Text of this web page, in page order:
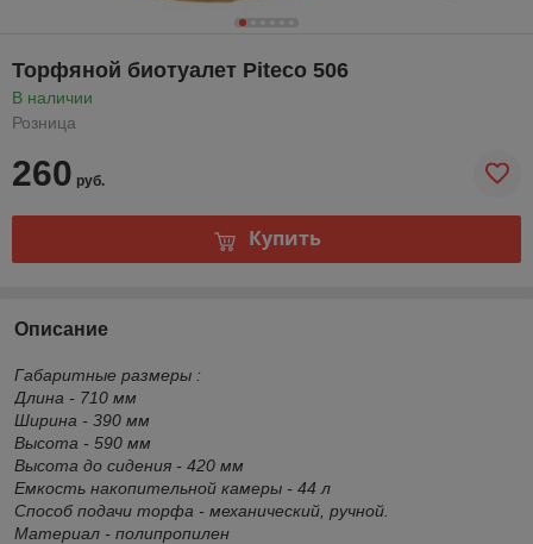
Торфяной биотуалет Piteco 506
В наличии
Розница
260 руб.
Купить
Описание
Габаритные размеры :
Длина - 710 мм
Ширина - 390 мм
Высота - 590 мм
Высота до сидения - 420 мм
Емкость накопительной камеры - 44 л
Способ подачи торфа - механический, ручной.
Материал - полипропилен